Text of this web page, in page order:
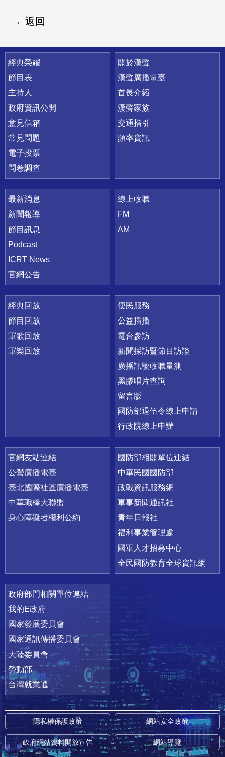
返回
快速連結
經典榮耀
節目表
主持人
政府資訊公開
意見信箱
常見問題
電子投票
問卷調查
關於漢聲
漢聲廣播電臺
首長介紹
漢聲家族
交通指引
頻率資訊
最新消息
新聞報導
節目訊息
Podcast
ICRT News
官網公告
線上收聽
FM
AM
經典回放
節目回放
軍歌回放
軍樂回放
便民服務
公益插播
電台參訪
新聞採訪暨節目訪談
廣播訊號收聽量測
黑膠唱片查詢
留言版
國防部退伍令線上申請
行政院線上申辦
官網友站連結
公營廣播電臺
臺北國際社區廣播電臺
中華職棒大聯盟
身心障礙者權利公約
國防部相關單位連結
中華民國國防部
政戰資訊服務網
軍事新聞通訊社
青年日報社
福利事業管理處
國軍人才招募中心
全民國防教育全球資訊網
政府部門相關單位連結
我的E政府
國家發展委員會
國家通訊傳播委員會
大陸委員會
勞動部
台灣就業通
隱私權保護政策 網站安全政策
政府網站資料開放宣告 網站導覽